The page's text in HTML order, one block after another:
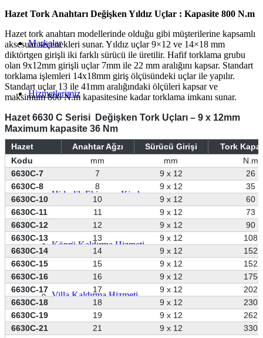
Markalar
Hizmetlerimiz
Civata Torklama Hizmeti
Hidrolik Ekipman Kiralama
Köprü Kaldırma Hizmeti
Villa Kaldırma Hizmeti
Hazet Tork Anahtarı Değişken Yıldız Uçlar : Kapasite 800 N.m
Hazet tork anahtarı modellerinde olduğu gibi müşterilerine kapsamlı
aksesuar seçenekleri sunar. Yıldız uçlar 9×12 ve 14×18 mm
diktörtgen girişli iki farklı sürücü ile üretilir. Hafif torklama grubu
olan 9x12mm girişli uçlar 7mm ile 22 mm aralığını kapsar. Standart
torklama işlemleri 14x18mm giriş ölçüsündeki uçlar ile yapılır.
Standart uçlar 13 ile 41mm aralığındaki ölçüleri kapsar ve
maksimum 800 N.m kapasitesine kadar torklama imkanı sunar.
Hazet 6630 C Serisi Değişken Tork Uçları – 9 x 12mm
Maximum kapasite 36 Nm
Hazet Anahtar Ağzı Sürücü Girişi
Tork
Kodu
mm mm
N.m
6630C-7
7 9 x 12
26
6630C-8
8 9 x 12
35
6630C-10
10 9 x 12
60
6630C-11
11 9 x 12
73
6630C-12
12 9 x 12
90
6630C-13
13 9 x 12
108
6630C-14
14 9 x 12
152
6630C-15
15 9 x 12
152
6630C-16
16 9 x 12
175
6630C-17
17 9 x 12
202
6630C-18
18 9 x 12
230
6630C-19
19 9 x 12
262
6630C-21
21 9 x 12
330